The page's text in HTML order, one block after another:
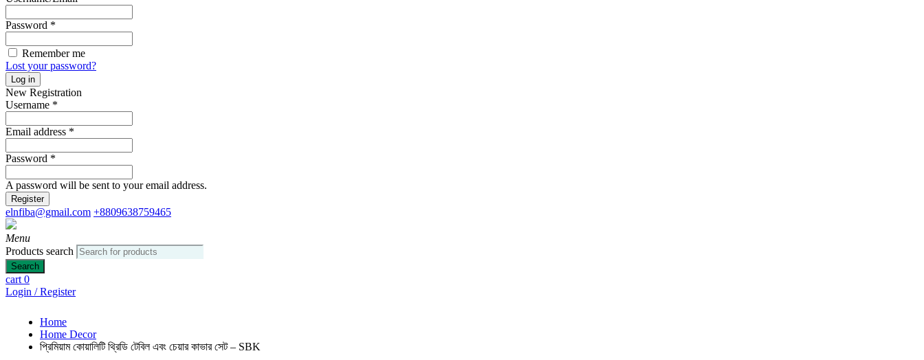
Password *
Remember me
Lost your password?
Log in
New Registration
Username *
Email address *
Password *
A password will be sent to your email address.
Register
elnfiba@gmail.com +8809638759465
Menu
Products search
Search
cart0
Login / Register
Home
Home Decor
প্রিমিয়াম কোয়ালিটি থ্রিডি টেবিল এবং চেয়ার কাভার সেট – SBK